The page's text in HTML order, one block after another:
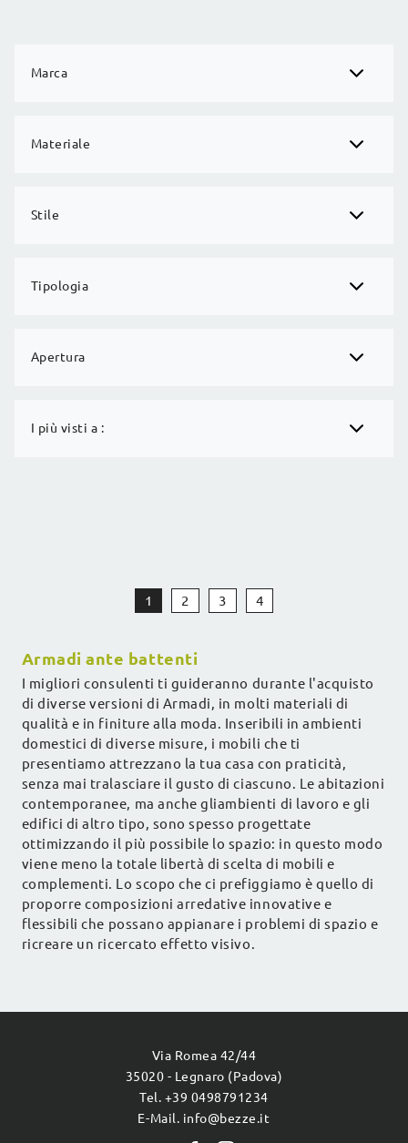
Marca
Materiale
Stile
Tipologia
Apertura
I più visti a :
1 2 3 4
Armadi ante battenti
I migliori consulenti ti guideranno durante l'acquisto
di diverse versioni di Armadi, in molti materiali di
qualità e in finiture alla moda. Inseribili in ambienti
domestici di diverse misure, i mobili che ti
presentiamo attrezzano la tua casa con praticità,
senza mai tralasciare il gusto di ciascuno. Le abitazioni
contemporanee, ma anche gliambienti di lavoro e gli
edifici di altro tipo, sono spesso progettate
ottimizzando il più possibile lo spazio: in questo modo
viene meno la totale libertà di scelta di mobili e
complementi. Lo scopo che ci prefiggiamo è quello di
proporre composizioni arredative innovative e
flessibili che possano appianare i problemi di spazio e
ricreare un ricercato effetto visivo.
Via Romea 42/44
35020 - Legnaro (Padova)
Tel. +39 0498791234
E-Mail. info@bezze.it